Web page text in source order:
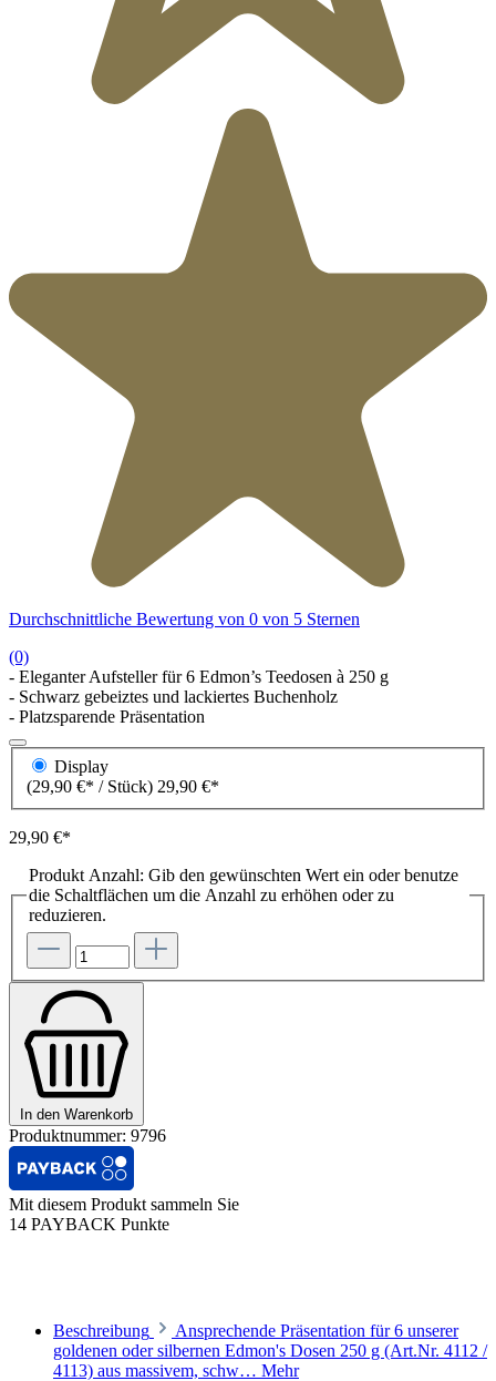
Durchschnittliche Bewertung von 0 von 5 Sternen
(0)
- Eleganter Aufsteller für 6 Edmon’s Teedosen à 250 g
- Schwarz gebeiztes und lackiertes Buchenholz
- Platzsparende Präsentation
Display
(29,90 €* / Stück) 29,90 €*
29,90 €*
Produkt Anzahl: Gib den gewünschten Wert ein oder benutze
die Schaltflächen um die Anzahl zu erhöhen oder zu
reduzieren.
In den Warenkorb
Produktnummer: 9796
Mit diesem Produkt sammeln Sie
14 PAYBACK Punkte
Beschreibung
Ansprechende Präsentation für 6 unserer
goldenen oder silbernen Edmon's Dosen 250 g (Art.Nr. 4112 /
4113) aus massivem, schw… Mehr